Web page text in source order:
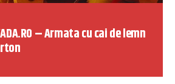
– Armata cu cai de lemn